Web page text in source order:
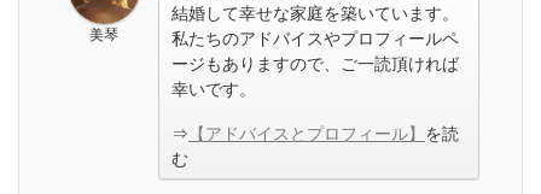
美琴
結婚して幸せな家庭を築いています。
私たちのアドバイスやプロフィールペ
ージもありますので、ご一読頂ければ
幸いです。
⇒ 【アドバイスとプロフィール】 を読
む